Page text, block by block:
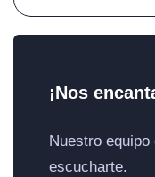
¡Nos
Nuestro
escucharte.